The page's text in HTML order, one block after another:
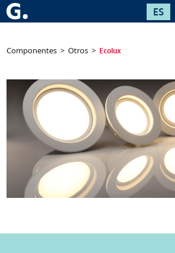
ES
Componentes >Otros > Ecolux